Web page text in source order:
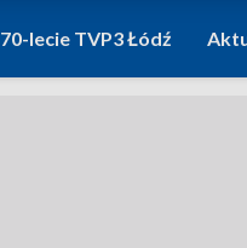
70-lecie TVP3 Łódź